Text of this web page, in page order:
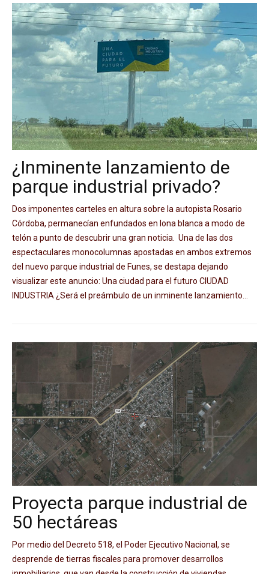
¿Inminente lanzamiento de
parque industrial privado?
Dos imponentes carteles en altura sobre la autopista Rosario
Córdoba, permanecían enfundados en lona blanca a modo de
telón a punto de descubrir una gran noticia. Una de las dos
espectaculares monocolumnas apostadas en ambos extremos
del nuevo parque industrial de Funes, se destapa dejando
visualizar este anuncio: Una ciudad para el futuro CIUDAD
INDUSTRIA ¿Será el preámbulo de un inminente lanzamiento...
Proyecta parque industrial de
50 hectáreas
Por medio del Decreto 518, el Poder Ejecutivo Nacional, se
desprende de tierras fiscales para promover desarrollos